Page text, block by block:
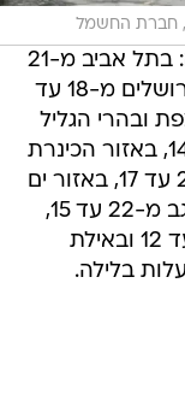
חברת החשמל
הטמפרטורות החזויות להיום והלילה: בתל אביב מ-21
מעלות ביום עד 17 מעלות בלילה, בירושלים מ-18 עד
מ-22 עד 15, בצפת ובהרי הגליל
מ-16 עד 11, ברמת הגולן מ-20 עד 14, באזור הכינרת
מ-23 עד 19, בבקעת בית שאן מ-24 עד 17, באזור ים
המלח מ-28 עד 21, בבאר שבע והנגב מ-22 עד 15,
במצפה רמון ובמדבר יהודה מ-20 עד 12 ובאילת